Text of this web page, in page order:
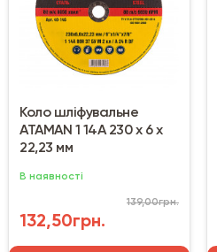
Коло шліфувальне
ATAMAN 1 14А 230 х 6 х
22,23 мм
В наявності
132,50грн.
139,00грн.